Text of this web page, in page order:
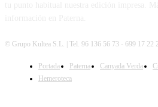
© Grupo Kultea S.L. | Tel. 96 136 56 73 - 699 17 22
Portada Paterna Canyada Verda
Hemeroteca